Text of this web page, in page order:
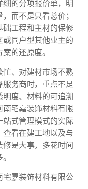
细的分项报价单，明
而不是只看总价；
础工程和主材的保修
或同户型其他业主的
的还原度。
忙、对建材市场不熟
服务商时，重点不是
明度、材料的可追溯
南宅嘉装饰材料有限
站式管理模式的实际
查看在建工地以及与
是大事，多花时间
宅嘉装饰材料有限公